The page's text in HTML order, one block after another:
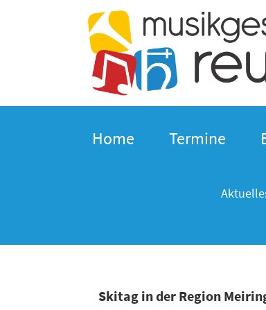
Home Termine
Skitag in der Region